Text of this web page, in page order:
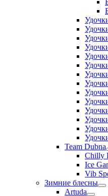
Team Dubna
Chilly
Ice
Vib
Зимние блесны
Artuda